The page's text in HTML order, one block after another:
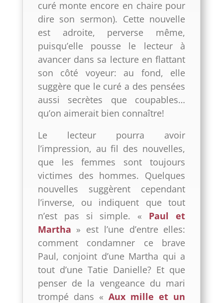
curé monte encore en chaire pour
dire son sermon). Cette nouvelle
est adroite, perverse même,
puisqu’elle pousse le lecteur à
avancer dans sa lecture en flattant
son côté voyeur: au fond, elle
suggère que le curé a des pensées
aussi secrètes que coupables…
qu’on aimerait bien connaître!
Le lecteur pourra avoir
l’impression, au fil des nouvelles,
que les femmes sont toujours
victimes des hommes. Quelques
nouvelles suggèrent cependant
l’inverse, ou indiquent que tout
n’est pas si simple. « Paul et
Martha » est l’une d’entre elles:
comment condamner ce brave
Paul, conjoint d’une Martha qui a
tout d’une Tatie Danielle? Et que
penser de la vengeance du mari
trompé dans « Aux mille et un